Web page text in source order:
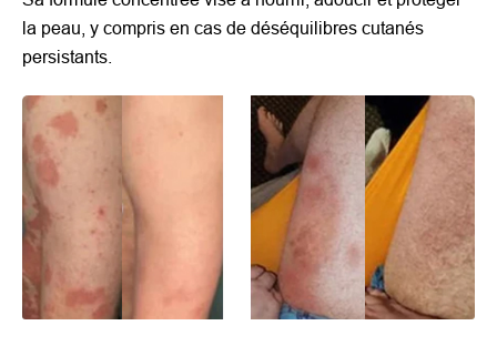
la peau, y compris en cas de déséquilibres cutanés
persistants.